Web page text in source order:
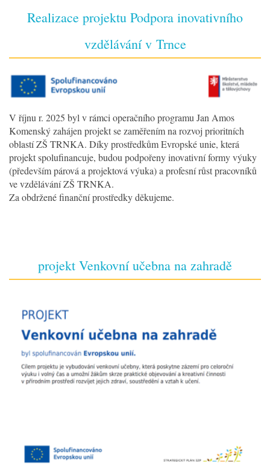
Realizace projektu Podpora inovativního
vzdělávání v Trnce
V říjnu r. 2025 byl v rámci operačního programu Jan Amos
Komenský zahájen projekt se zaměřením na rozvoj prioritních
oblastí ZŠ TRNKA. Díky prostředkům Evropské unie, která
projekt spolufinancuje, budou podpořeny inovativní formy výuky
(především párová a projektová výuka) a profesní růst pracovníků
ve vzdělávání ZŠ TRNKA.
Za obdržené finanční prostředky děkujeme.
projekt Venkovní učebna na zahradě